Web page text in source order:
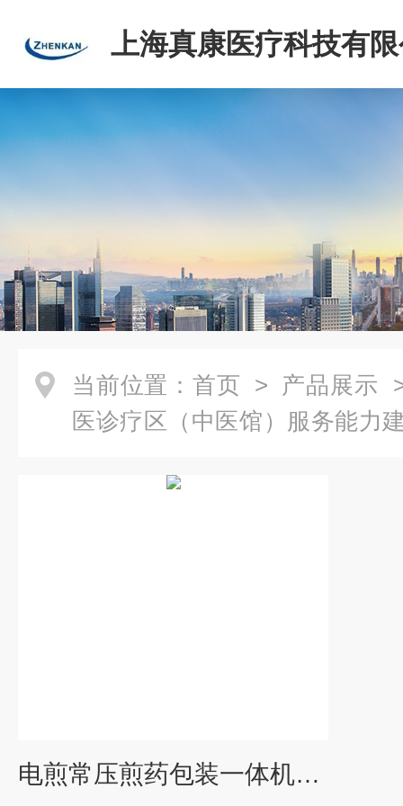
上海真康医疗科技有
当前位置： 首页 > 产品展示
医诊疗区（中医馆）服务能力
电煎常压煎药包装一体机（2煎）